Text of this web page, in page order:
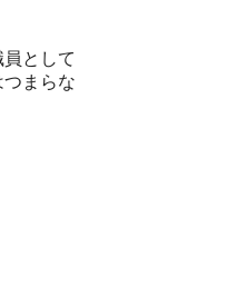
として
まらな